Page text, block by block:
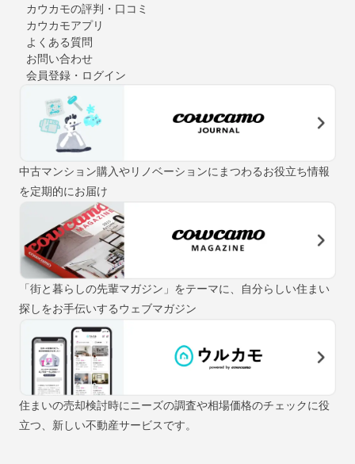
カウカモの評判・口コミ
カウカモアプリ
よくある質問
お問い合わせ
会員登録・ログイン
中古マンション購入やリノベーションにまつわるお役立ち情報
を定期的にお届け
「街と暮らしの先輩マガジン」をテーマに、自分らしい住まい
探しをお手伝いするウェブマガジン
住まいの売却検討時にニーズの調査や相場価格のチェックに役
立つ、新しい不動産サービスです。